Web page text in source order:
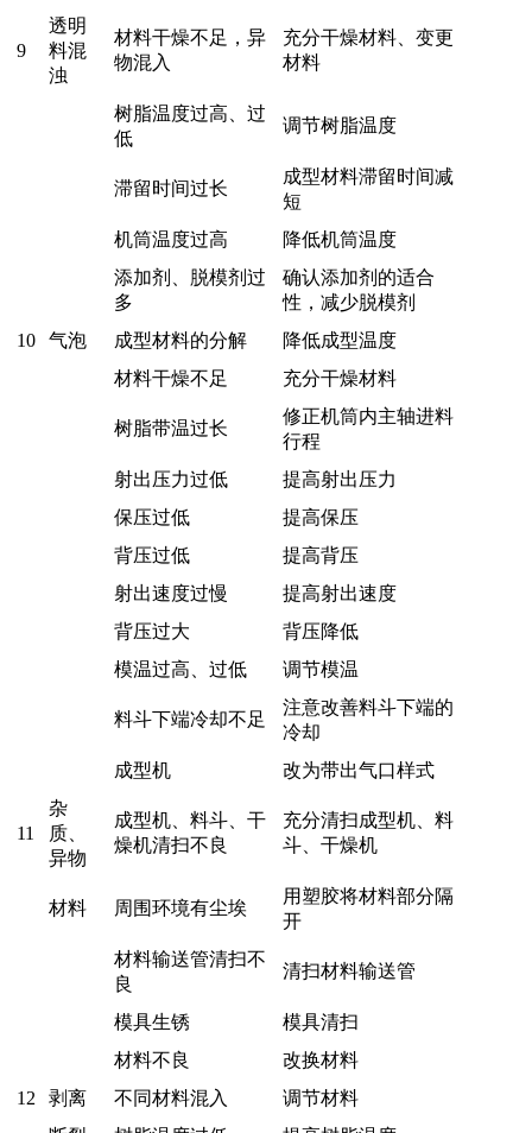
9
透明
料混
浊
材料干燥不足，异
物混入
充分干燥材料、变更
材料
树脂温度过高、过
低
调节树脂温度
滞留时间过长
成型材料滞留时间减
短
机筒温度过高
降低机筒温度
添加剂、脱模剂过
多
确认添加剂的适合
性，减少脱模剂
10
气泡 成型材料的分解
降低成型温度
材料干燥不足
充分干燥材料
树脂带温过长
修正机筒内主轴进料
行程
射出压力过低
提高射出压力
保压过低
提高保压
背压过低
提高背压
射出速度过慢
提高射出速度
背压过大
背压降低
模温过高、过低
调节模温
料斗下端冷却不足
注意改善料斗下端的
冷却
成型机
改为带出气口样式
11
杂
质、
异物
成型机、料斗、干
燥机清扫不良
充分清扫成型机、料
斗、干燥机
材料 周围环境有尘埃
用塑胶将材料部分隔
开
材料输送管清扫不
良
清扫材料输送管
模具生锈
模具清扫
材料不良
改换材料
12
剥离 不同材料混入
调节材料